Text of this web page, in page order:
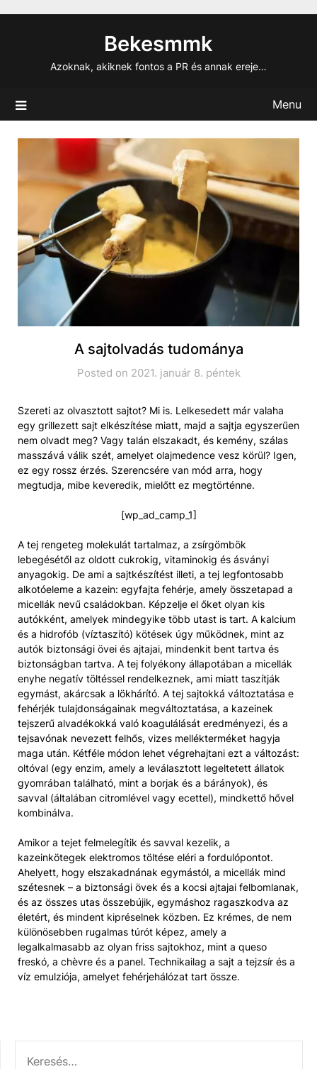
Bekesmmk
Azoknak, akiknek fontos a PR és annak ereje…
Menu
A sajtolvadás tudománya
Posted on 2021. január 8. péntek
Szereti az olvasztott sajtot? Mi is. Lelkesedett már valaha
egy grillezett sajt elkészítése miatt, majd a sajtja egyszerűen
nem olvadt meg? Vagy talán elszakadt, és kemény, szálas
masszává válik szét, amelyet olajmedence vesz körül? Igen,
ez egy rossz érzés. Szerencsére van mód arra, hogy
megtudja, mibe keveredik, mielőtt ez megtörténne.
[wp_ad_camp_1]
A tej rengeteg molekulát tartalmaz, a zsírgömbök
lebegésétől az oldott cukrokig, vitaminokig és ásványi
anyagokig. De ami a sajtkészítést illeti, a tej legfontosabb
alkotóeleme a kazein: egyfajta fehérje, amely összetapad a
micellák nevű családokban. Képzelje el őket olyan kis
autókként, amelyek mindegyike több utast is tart. A kalcium
és a hidrofób (víztaszító) kötések úgy működnek, mint az
autók biztonsági övei és ajtajai, mindenkit bent tartva és
biztonságban tartva. A tej folyékony állapotában a micellák
enyhe negatív töltéssel rendelkeznek, ami miatt taszítják
egymást, akárcsak a lökhárító. A tej sajtokká változtatása e
fehérjék tulajdonságainak megváltoztatása, a kazeinek
tejszerű alvadékokká való koagulálását eredményezi, és a
tejsavónak nevezett felhős, vizes mellékterméket hagyja
maga után. Kétféle módon lehet végrehajtani ezt a változást:
oltóval (egy enzim, amely a leválasztott legeltetett állatok
gyomrában található, mint a borjak és a bárányok), és
savval (általában citromlével vagy ecettel), mindkettő hővel
kombinálva.
Amikor a tejet felmelegítik és savval kezelik, a
kazeinkötegek elektromos töltése eléri a fordulópontot.
Ahelyett, hogy elszakadnának egymástól, a micellák mind
szétesnek – a biztonsági övek és a kocsi ajtajai felbomlanak,
és az összes utas összebújik, egymáshoz ragaszkodva az
életért, és mindent kipréselnek közben. Ez krémes, de nem
különösebben rugalmas túrót képez, amely a
legalkalmasabb az olyan friss sajtokhoz, mint a queso
freskó, a chèvre és a panel. Technikailag a sajt a tejzsír és a
víz emulziója, amelyet fehérjehálózat tart össze.